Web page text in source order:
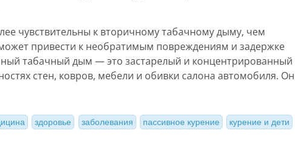
чувствительны к вторичному табачному дыму, чем
привести к необратимым повреждениям и задержке
табачный дым — это застарелый и концентрированный
стен, ковров, мебели и обивки салона автомобиля. Он
здоровье заболевания пассивное курение курение и дети